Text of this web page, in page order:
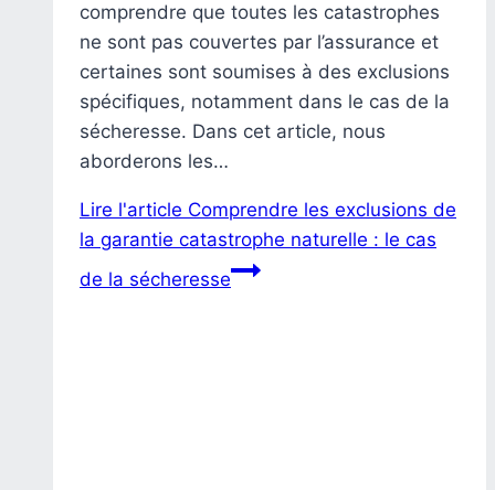
comprendre que toutes les catastrophes
ne sont pas couvertes par l’assurance et
certaines sont soumises à des exclusions
spécifiques, notamment dans le cas de la
sécheresse. Dans cet article, nous
aborderons les…
Lire l'article Comprendre les exclusions de
la garantie catastrophe naturelle : le cas
de la sécheresse